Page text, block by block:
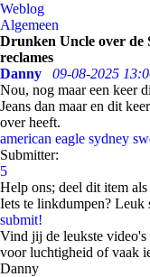
Weblog
Algemeen
Drunken Uncle over de
reclames
Danny
09-08-2025
Nou, nog maar een keer
Jeans dan maar en dit
over heeft.
american eagle sydney
Submitter:
5
Help ons; deel dit item
Iets te linkdumpen? Leuk
submit!
Vind jij de leukste video's
voor luchtigheid of vaak
Danny